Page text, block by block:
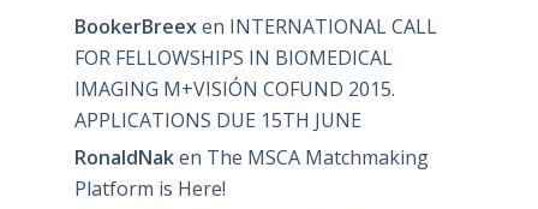
BookerBreexen INTERNATIONAL CALL
FOR FELLOWSHIPS IN BIOMEDICAL
IMAGING M+VISIÓN COFUND 2015.
APPLICATIONS DUE 15TH JUNE
RonaldNaken The MSCA Matchmaking
Platform is Here!